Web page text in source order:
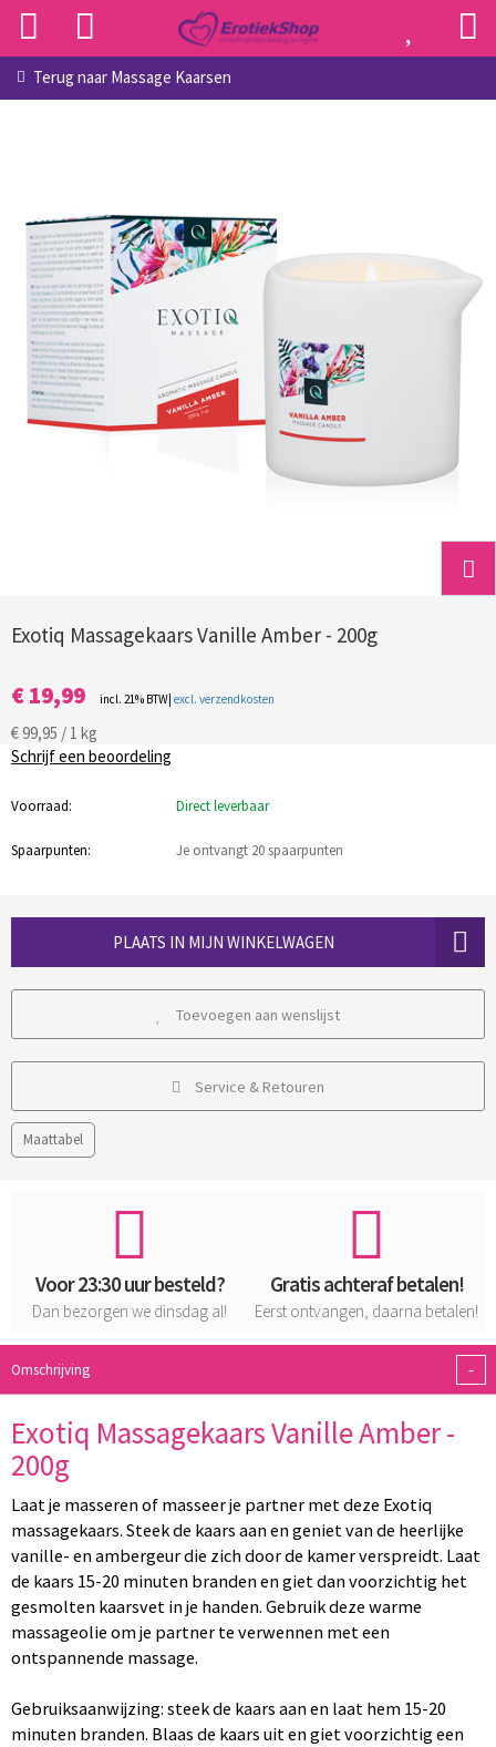
Terug naar Massage Kaarsen
Exotiq Massagekaars Vanille Amber - 200g
€ 19,99 incl. 21% BTW| excl. verzendkosten
€ 99,95 / 1 kg
Schrijf een beoordeling
Voorraad: Direct leverbaar
Spaarpunten: Je ontvangt 20 spaarpunten
PLAATS IN MIJN WINKELWAGEN
Toevoegen aan wenslijst
Service & Retouren
Maattabel
Voor 23:30 uur besteld?
Dan bezorgen we dinsdag al!
Gratis achteraf betalen!
Eerst ontvangen, daarna betalen!
Omschrijving -
Exotiq Massagekaars Vanille Amber -
200g
Laat je masseren of masseer je partner met deze Exotiq
massagekaars. Steek de kaars aan en geniet van de heerlijke
vanille- en ambergeur die zich door de kamer verspreidt. Laat
de kaars 15-20 minuten branden en giet dan voorzichtig het
gesmolten kaarsvet in je handen. Gebruik deze warme
massageolie om je partner te verwennen met een
ontspannende massage.
Gebruiksaanwijzing: steek de kaars aan en laat hem 15-20
minuten branden. Blaas de kaars uit en giet voorzichtig een